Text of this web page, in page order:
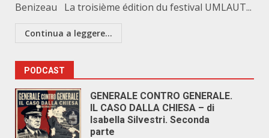
Benizeau La troisième édition du festival UMLAUT...
Continua a leggere...
PODCAST
GENERALE CONTRO GENERALE.
IL CASO DALLA CHIESA – di
Isabella Silvestri. Seconda
parte